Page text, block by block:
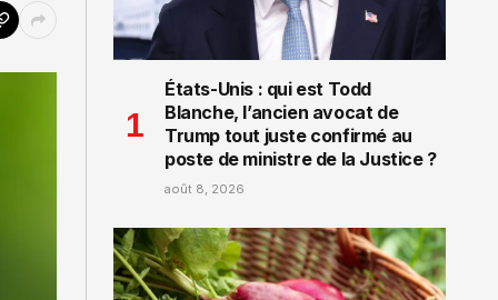
États-Unis : qui est Todd
Blanche, l’ancien avocat de
Trump tout juste confirmé au
poste de ministre de la Justice ?
août 8, 2026